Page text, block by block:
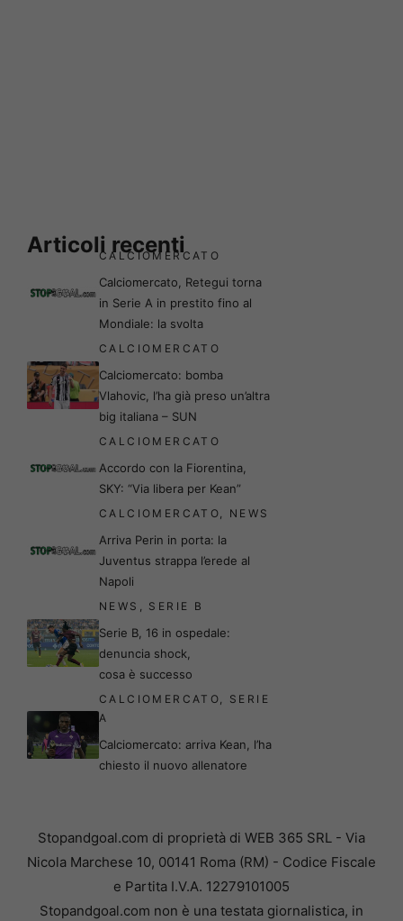
Articoli recenti
CALCIOMERCATO
Calciomercato, Retegui torna
in Serie A in prestito fino al
Mondiale: la svolta
CALCIOMERCATO
Calciomercato: bomba
Vlahovic, l’ha già preso un’altra
big italiana – SUN
CALCIOMERCATO
Accordo con la Fiorentina,
SKY: “Via libera per Kean”
CALCIOMERCATO NEWS
Arriva Perin in porta: la
Juventus strappa l’erede al
Napoli
NEWS SERIE B
Serie B, 16 in ospedale:
denuncia shock,
cosa è successo
CALCIOMERCATO
SERIE
A
Calciomercato: arriva Kean, l’ha
chiesto il nuovo allenatore
Stopandgoal.com di proprietà di WEB 365 SRL - Via
Nicola Marchese 10, 00141 Roma (RM) - Codice Fiscale
e Partita I.V.A. 12279101005
Stopandgoal.com non è una testata giornalistica, in